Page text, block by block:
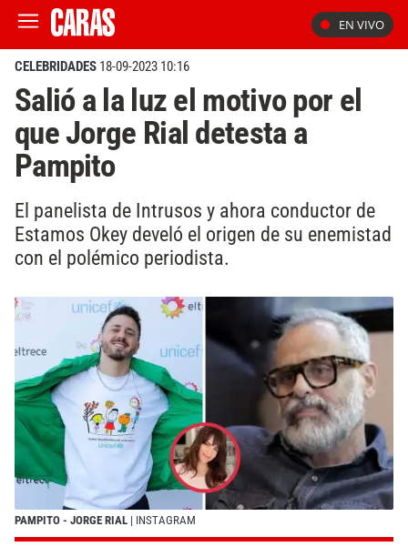
EN VIVO
CELEBRIDADES 18-09-2023 10:16
Salió a la luz el motivo por el
que Jorge Rial detesta a
Pampito
El panelista de Intrusos y ahora conductor de
Estamos Okey develó el origen de su enemistad
con el polémico periodista.
PAMPITO - JORGE RIAL | INSTAGRAM